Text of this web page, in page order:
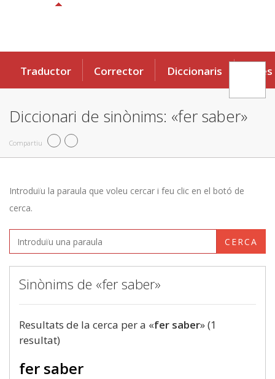
Traductor Corrector Diccionaris Eines
Diccionari de sinònims: «fer saber»
Compartiu
Introduïu la paraula que voleu cercar i feu clic en el botó de
cerca.
CERCA
Sinònims de «fer saber»
Resultats de la cerca per a «fer saber» (1
resultat)
fer saber